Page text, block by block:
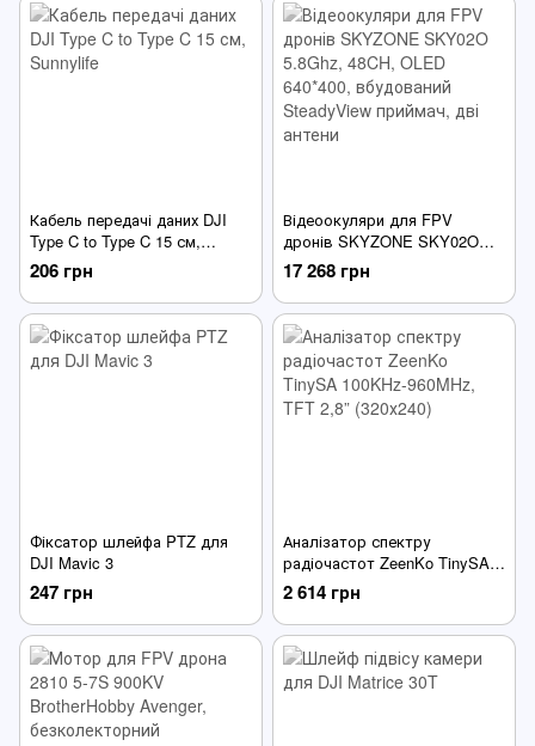
Кабель передачі даних DJI
Type C to Type C 15 см,
Sunnylife
206 грн
Відеоокуляри для FPV
дронів SKYZONE SKY02O
5.8Ghz, 48CH, OLED 640*400,
вбудований SteadyView
приймач, дві антени
17 268 грн
Фіксатор шлейфа PTZ для
DJI Mavic 3
247 грн
Аналізатор спектру
радіочастот ZeenKo TinySA
100KHz-960MHz, TFT 2,8”
(320х240)
2 614 грн